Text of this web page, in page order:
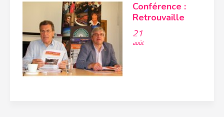
Conférence :
Retrouvaille
21
août